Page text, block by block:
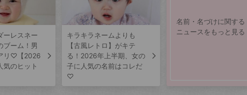
ーレスネー
ブーム！男
リ♡【2026
気のヒット
キラキラネームよりも
【古風レトロ】がキテ
る！2026年上半期、女の
子に人気の名前はコレだ
♡
名前・名づけに関する
ニュースをもっと見る